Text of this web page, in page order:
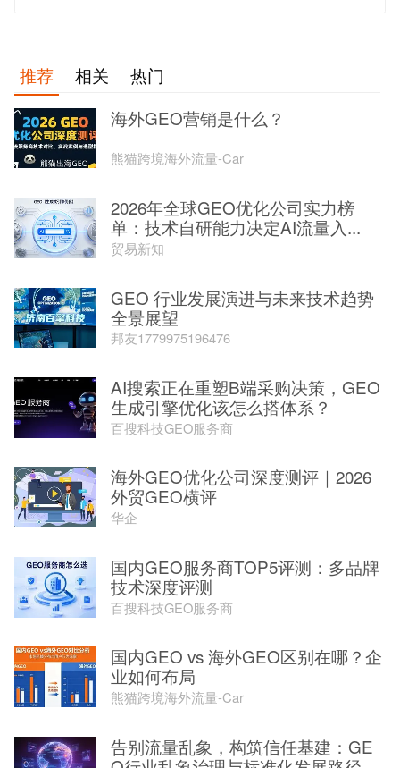
推荐 相关
热门
海外GEO营销是什么？
熊猫跨境海外流量-Car
2026年全球GEO优化公司实力榜
单：技术自研能力决定AI流量入...
贸易新知
GEO 行业发展演进与未来技术趋势
全景展望
邦友1779975196476
AI搜索正在重塑B端采购决策，GEO
生成引擎优化该怎么搭体系？
百搜科技GEO服务商
海外GEO优化公司深度测评｜2026
外贸GEO横评
华企
国内GEO服务商TOP5评测：多品牌
技术深度评测
百搜科技GEO服务商
国内GEO vs 海外GEO区别在哪？企
业如何布局
熊猫跨境海外流量-Car
告别流量乱象，构筑信任基建：GE